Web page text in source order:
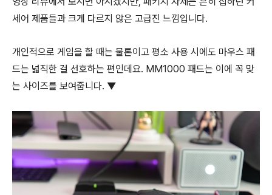
세어 제품들과 크게 다르지 않은 고급진 느낌입니다.
개인적으로 게임을 할 때는 물론이고 평소 사용 시에도 마우스 패
드는 넓직한 걸 선호하는 편인데요. MM1000 패드는 이에 꼭 맞
는 사이즈를 보여줍니다. ▼